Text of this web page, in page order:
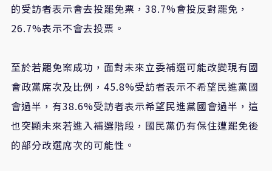
的受訪者表示會去投罷免票，38.7%會投反對罷免，
26.7%表示不會去投票。
至於若罷免案成功，面對未來立委補選可能改變現有國
會政黨席次及比例，45.8%受訪者表示不希望民進黨國
會過半，有38.6%受訪者表示希望民進黨國會過半，這
也突顯未來若進入補選階段，國民黨仍有保住遭罷免後
的部分改選席次的可能性。